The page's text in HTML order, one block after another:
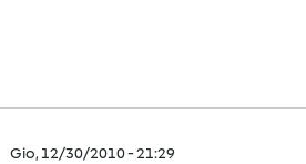
Gio, 12/30/2010 - 21:29